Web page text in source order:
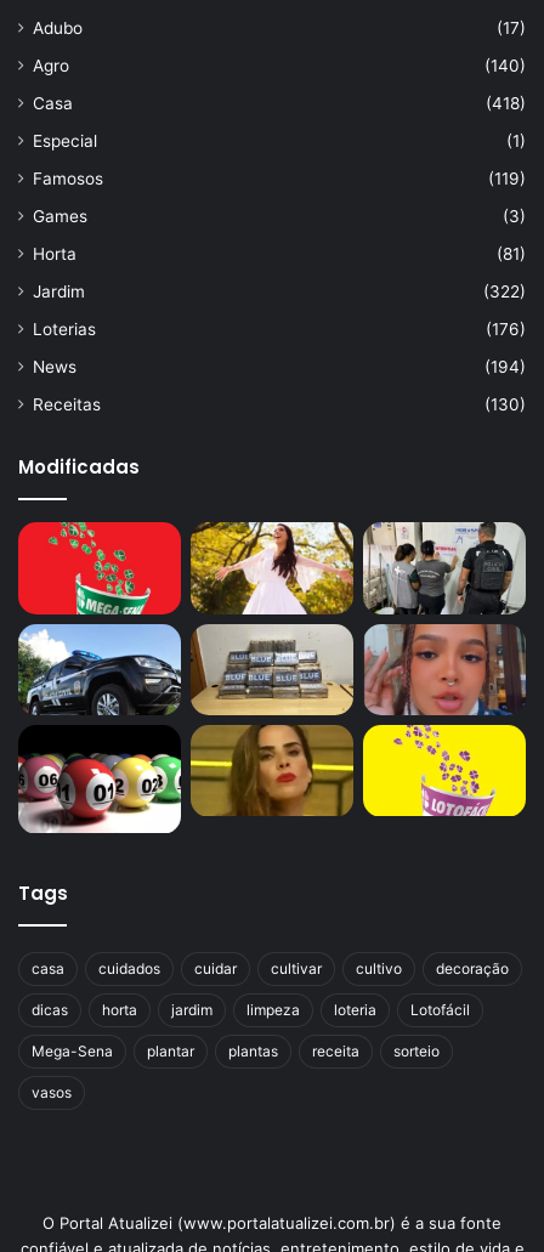
Adubo
(17)
Agro
(140)
Casa
(418)
Especial
(1)
Famosos
(119)
Games
(3)
Horta
(81)
Jardim
(322)
Loterias
(176)
News
(194)
Receitas
(130)
Modificadas
Tags
casa cuidados cuidar cultivar cultivo decoração
dicas horta jardim limpeza loteria Lotofácil
Mega-Sena plantar plantas receita sorteio
vasos
O Portal Atualizei (www.portalatualizei.com.br) é a sua fonte
confiável e atualizada de notícias, entretenimento, estilo de vida e